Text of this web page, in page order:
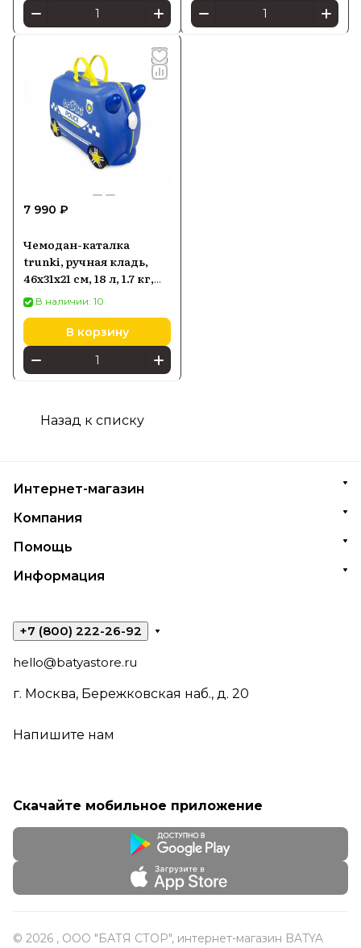
7 990 ₽
Чемодан-каталка
trunki, ручная кладь,
46х31х21 см, 18 л, 1.7 кг,
Полицейская машина
Percy
В наличии: 10
В корзину
Назад к списку
Интернет-магазин
Компания
Помощь
Информация
+7 (800) 222-26-92
hello@batyastore.ru
г. Москва, Бережковская наб., д. 20
Напишите нам
Скачайте мобильное приложение
© 2026 , ООО "БАТЯ СТОР", интернет-магазин BATYA